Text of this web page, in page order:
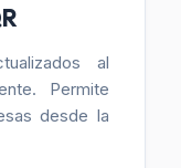
al
Permite
desde la